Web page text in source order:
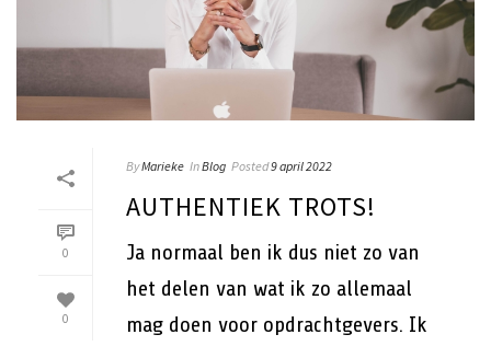
0
0
ByMarieke InBlog Posted9 april 2022
AUTHENTIEK TROTS!
Ja normaal ben ik dus niet zo van
het delen van wat ik zo allemaal
mag doen voor opdrachtgevers. Ik